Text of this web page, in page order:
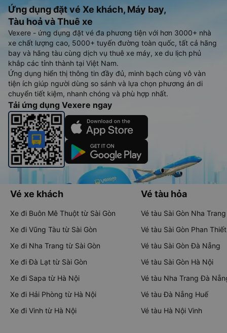
Ứng dụng đặt vé Xe khách, Máy bay,
Tàu hoả và Thuê xe
Vexere - ứng dụng đặt vé đa phương tiện với hơn 3000+ nhà
xe chất lượng cao, 5000+ tuyến đường toàn quốc, tất cả hãng
bay và hãng tàu cùng dịch vụ thuê xe máy, xe du lịch phủ
khắp các tỉnh thành tại Việt Nam.
Ứng dụng hiển thị thông tin đầy đủ, minh bạch cùng vô vàn
tiện ích giúp người dùng so sánh và lựa chọn phương án di
chuyển tiết kiệm, nhanh chóng và phù hợp nhất.
Tải ứng dụng Vexere ngay
Vé xe khách
Xe đi Buôn Mê Thuột từ Sài Gòn
Xe đi Vũng Tàu từ Sài Gòn
Xe đi Nha Trang từ Sài Gòn
Xe đi Đà Lạt từ Sài Gòn
Xe đi Sapa từ Hà Nội
Xe đi Hải Phòng từ Hà Nội
Xe đi Vinh từ Hà Nội
Vé tàu hỏa
Vé tàu Sài Gòn Nha Trang
Vé tàu Sài Gòn Phan Thiết
Vé tàu Sài Gòn Đà Nẵng
Vé tàu Sài Gòn Hà Nội
Vé tàu Nha Trang Đà
Vé tàu Đà Nẵng Huế
Vé tàu Hà Nội Vinh